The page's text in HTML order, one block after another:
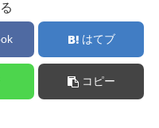
はてブ
コピー